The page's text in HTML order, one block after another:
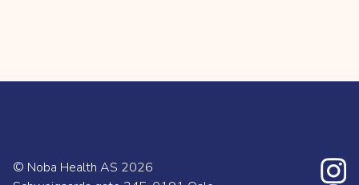
© Noba Health AS 2026